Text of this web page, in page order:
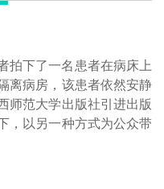
拍下了一名患者在病床上
离病房，该患者依然安静
师范大学出版社引进出版
，以另一种方式为公众带